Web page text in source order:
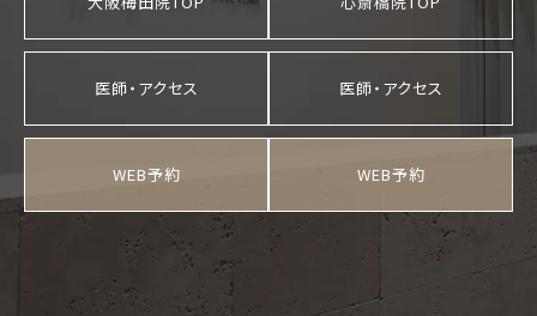
医師・アクセス
WEB予約
医師・アクセス
WEB予約